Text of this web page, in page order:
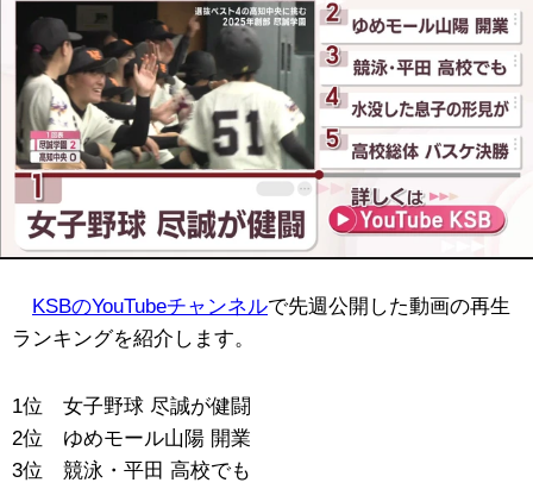
KSBのYouTubeチャンネルで先週公開した動画の再生
ランキングを紹介します。
1位 女子野球 尽誠が健闘
2位 ゆめモール山陽 開業
3位 競泳・平田 高校でも